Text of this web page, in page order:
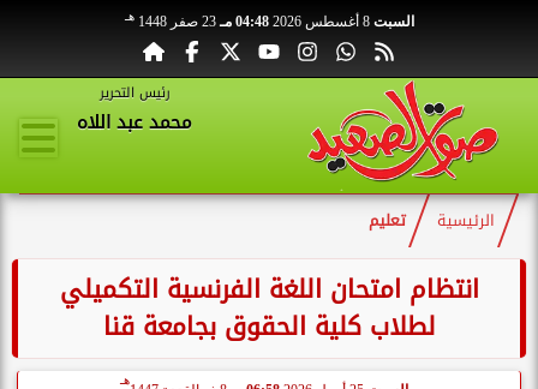
السبت 8 أغسطس 2026 04:48 مـ 23 صفر 1448 هـ
رئيس التحرير
محمد عبد اللاه
الرئيسية تعليم
انتظام امتحان اللغة الفرنسية التكميلي
لطلاب كلية الحقوق بجامعة قنا
هـ